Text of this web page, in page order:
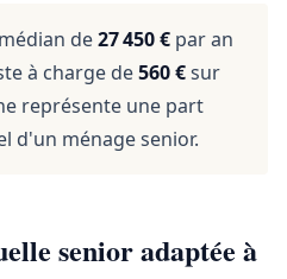
de27 450 € par an
à charge de560 €sur
représente une part
d'un ménage senior.
senior adaptée à